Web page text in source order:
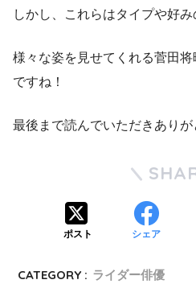
しかし、これらはタイプや好み
様々な姿を見せてくれる菅田
ですね！
最後まで読んでいただきありが
ポスト シェア
CATEGORY : ライダー俳優